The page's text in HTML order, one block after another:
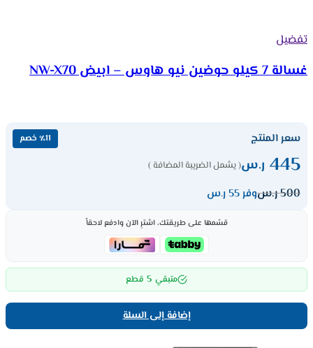
تفضيل
غسالة 7 كيلو حوضين نيو هاوس – ابيض NW-X70
سعر المنتج ٪11 خصم
445 ر.س( يشمل الضريبة المضافة )
500ر.سوفر 55 ر.س
قسّمها على طريقتك، اشترِ الآن وادفع لاحقاً
متبقي 5 قطع
إضافة إلى السلة